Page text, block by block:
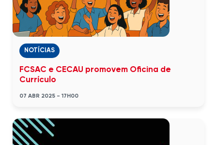
NOTÍCIAS
FCSAC e CECAU promovem Oficina de
Currículo
07 ABR 2025 - 17H00